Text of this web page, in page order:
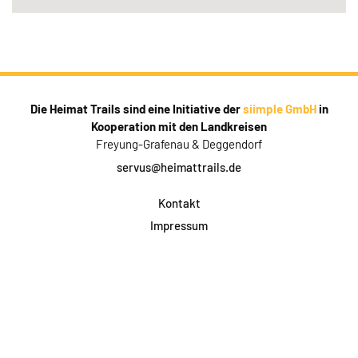
Die Heimat Trails sind eine Initiative dersiimple GmbHin
Kooperation mit den Landkreisen
Freyung-Grafenau & Deggendorf
servus@heimattrails.de
Kontakt
Impressum